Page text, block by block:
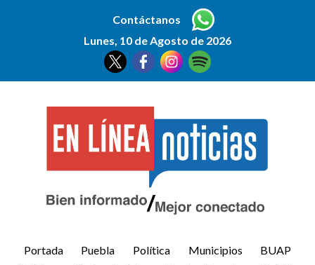
Contáctanos
Lunes, 10 de Agosto de 2026
Portada Puebla Política Municipios
BUAP